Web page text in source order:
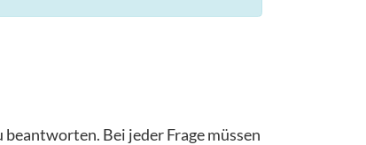
Bei jeder Frage müssen